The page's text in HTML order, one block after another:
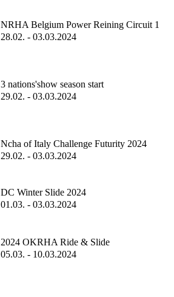
NRHA Belgium Power Reining Circuit 1
28.02. - 03.03.2024
3 nations'show season start
29.02. - 03.03.2024
Ncha of Italy Challenge Futurity 2024
29.02. - 03.03.2024
DC Winter Slide 2024
01.03. - 03.03.2024
2024 OKRHA Ride & Slide
05.03. - 10.03.2024